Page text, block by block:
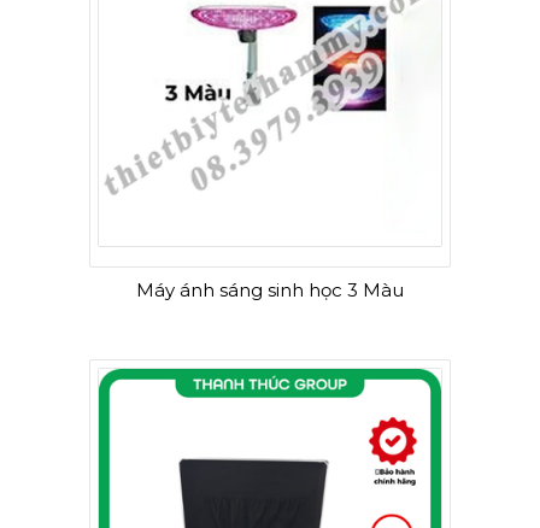
Máy ánh sáng sinh học 3 Màu